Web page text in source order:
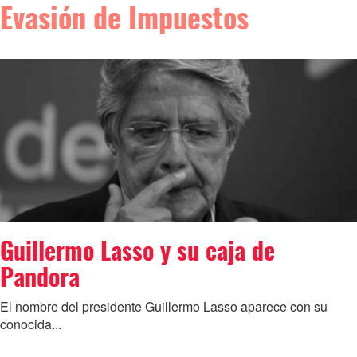
Evasión de Impuestos
Guillermo Lasso y su caja de
Pandora
El nombre del presidente Guillermo Lasso aparece con su
conocida...